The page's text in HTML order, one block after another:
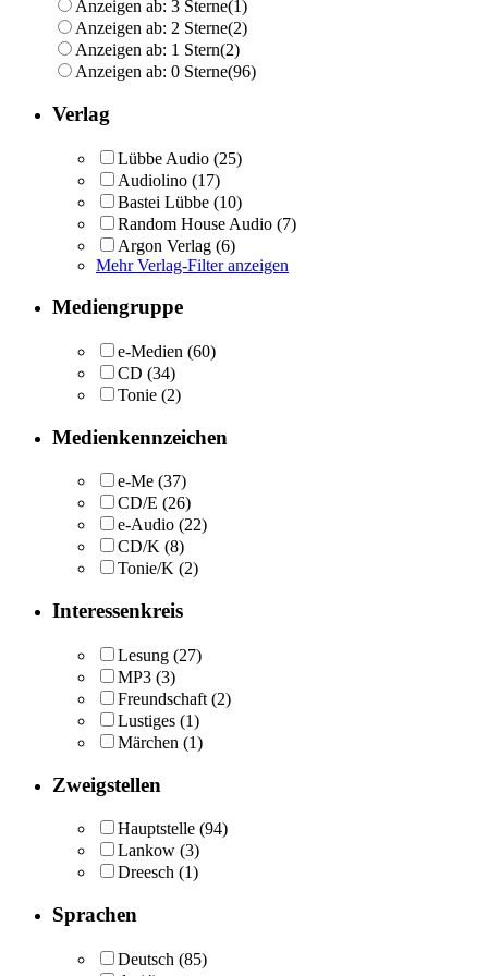
Anzeigen ab: 3 Sterne(1)
Anzeigen ab: 2 Sterne(2)
Anzeigen ab: 1 Stern(2)
Anzeigen ab: 0 Sterne(96)
Verlag
Lübbe Audio (25)
Audiolino (17)
Bastei Lübbe (10)
Random House Audio (7)
Argon Verlag (6)
Mehr Verlag-Filter anzeigen
Mediengruppe
e-Medien (60)
CD (34)
Tonie (2)
Medienkennzeichen
e-Me (37)
CD/E (26)
e-Audio (22)
CD/K (8)
Tonie/K (2)
Interessenkreis
Lesung (27)
MP3 (3)
Freundschaft (2)
Lustiges (1)
Märchen (1)
Zweigstellen
Hauptstelle (94)
Lankow (3)
Dreesch (1)
Sprachen
Deutsch (85)